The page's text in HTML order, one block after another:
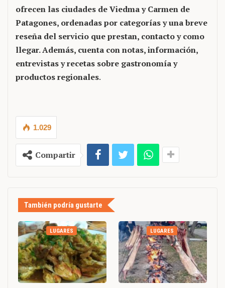
ofrecen las ciudades de Viedma y Carmen de
Patagones, ordenadas por categorías y una breve
reseña del servicio que prestan, contacto y como
llegar. Además, cuenta con notas, información,
entrevistas y recetas sobre gastronomía y
productos regionales.
1.029
Compartir
También podría gustarte
LUGARES LUGARES